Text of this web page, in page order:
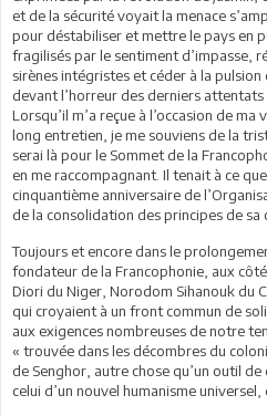
et de la sécurité voyait la menace
pour déstabiliser et mettre le pays en
fragilisés par le sentiment d’impasse,
sirènes intégristes et céder à la
devant l’horreur des derniers attentats
Lorsqu’il m’a reçue à l’occasion de
long entretien, je me souviens de la
serai là pour le Sommet de la
en me raccompagnant. Il tenait à ce
cinquantième anniversaire de
de la consolidation des principes de sa
Toujours et encore dans le
fondateur de la Francophonie, aux
Diori du Niger, Norodom Sihanouk du
qui croyaient à un front commun de
aux exigences nombreuses de notre
« trouvée dans les décombres du
de Senghor, autre chose qu’un outil
celui d’un nouvel humanisme